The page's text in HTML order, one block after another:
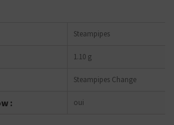
Steampipes
1.10 g
Steampipes Change
: oui